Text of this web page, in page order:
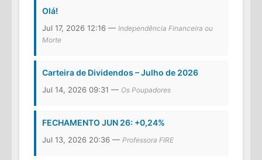
Olá!
Jul 17, 2026 12:16 — Independência Financeira ou
Morte
Carteira de Dividendos – Julho de 2026
Jul 14, 2026 09:31 — Os Poupadores
FECHAMENTO JUN 26: +0,24%
Jul 13, 2026 20:36 — Professora FIRE